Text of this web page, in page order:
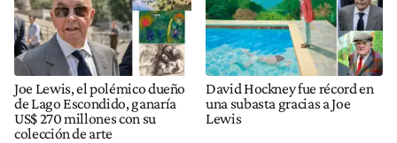
Joe Lewis, el polémico dueño
de Lago Escondido, ganaría
US$ 270 millones con su
colección de arte
David Hockney fue récord en
una subasta gracias a Joe
Lewis